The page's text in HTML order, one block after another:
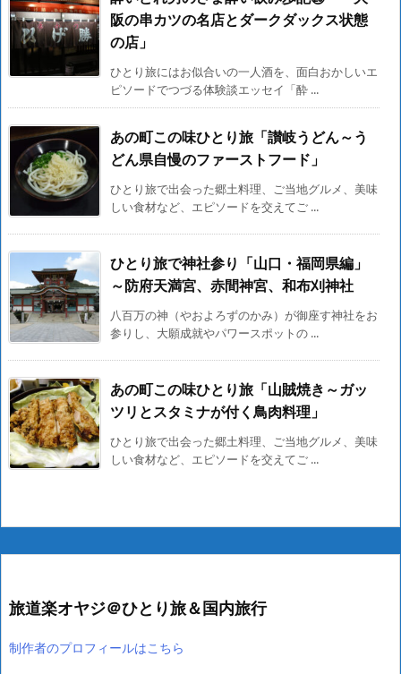
阪の串カツの名店とダークダックス状態
の店」
ひとり旅にはお似合いの一人酒を、面白おかしいエ
ピソードでつづる体験談エッセイ「酔 ...
あの町この味ひとり旅「讃岐うどん～う
どん県自慢のファーストフード」
ひとり旅で出会った郷土料理、ご当地グルメ、美味
しい食材など、エピソードを交えてご ...
ひとり旅で神社参り「山口・福岡県編」
～防府天満宮、赤間神宮、和布刈神社
八百万の神（やおよろずのかみ）が御座す神社をお
参りし、大願成就やパワースポットの ...
あの町この味ひとり旅「山賊焼き～ガッ
ツリとスタミナが付く鳥肉料理」
ひとり旅で出会った郷土料理、ご当地グルメ、美味
しい食材など、エピソードを交えてご ...
旅道楽オヤジ＠ひとり旅＆国内旅行
制作者のプロフィールはこちら